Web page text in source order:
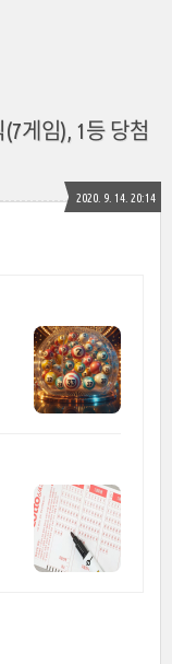
게임), 1등 당첨
2020. 9. 14. 20:14